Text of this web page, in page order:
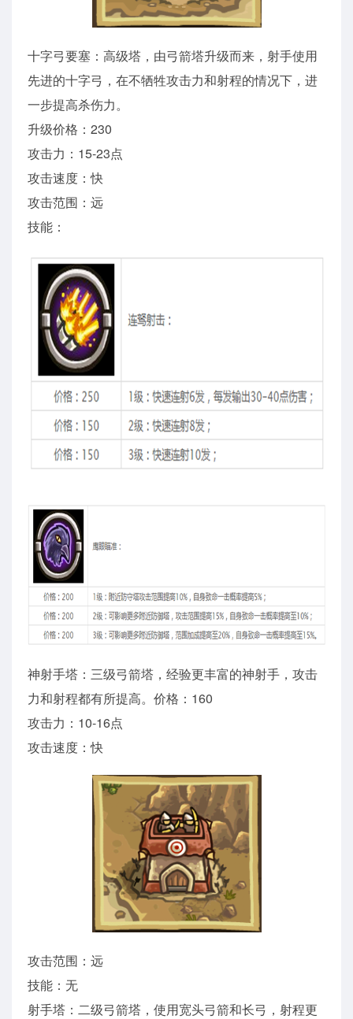
十字弓要塞：高级塔，由弓箭塔升级而来，射手使用
先进的十字弓，在不牺牲攻击力和射程的情况下，进
一步提高杀伤力。
升级价格：230
攻击力：15-23点
攻击速度：快
攻击范围：远
技能：
神射手塔：三级弓箭塔，经验更丰富的神射手，攻击
力和射程都有所提高。价格：160
攻击力：10-16点
攻击速度：快
攻击范围：远
技能：无
射手塔：二级弓箭塔，使用宽头弓箭和长弓，射程更